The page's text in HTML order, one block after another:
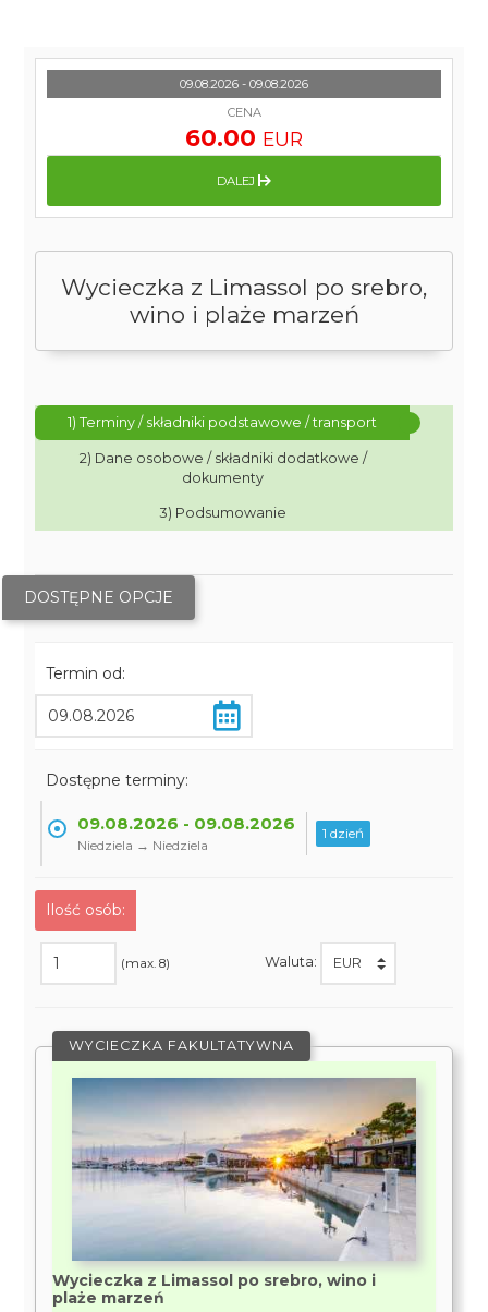
Wycieczka z Limassol po srebro,
wino i plaże marzeń
1) Terminy / składniki podstawowe / transport
2) Dane osobowe / składniki dodatkowe /
dokumenty
3) Podsumowanie
DOSTĘPNE OPCJE
Termin od:
Dostępne terminy:
09.08.2026 - 09.08.2026
Niedziela → Niedziela
1 dzień
Ilość osób:
(max. 8) Waluta:
WYCIECZKA FAKULTATYWNA
Wycieczka z Limassol po srebro, wino i
plaże marzeń
09.08.2026 - 09.08.2026
CENA
60.00 EUR
DALEJ